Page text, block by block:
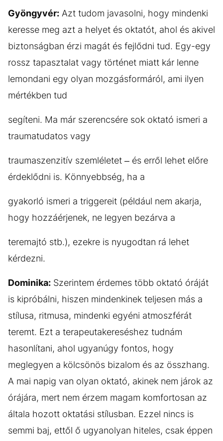
Gyöngyvér: Azt tudom javasolni, hogy mindenki
keresse meg azt a helyet és oktatót, ahol és akivel
biztonságban érzi magát és fejlődni tud. Egy-egy
rossz tapasztalat vagy történet miatt kár lenne
lemondani egy olyan mozgásformáról, ami ilyen
mértékben tud
segíteni. Ma már szerencsére sok oktató ismeri a
traumatudatos vagy
traumaszenzitív szemléletet – és erről lehet előre
érdeklődni is. Könnyebbség, ha a
gyakorló ismeri a triggereit (például nem akarja,
hogy hozzáérjenek, ne legyen bezárva a
teremajtó stb.), ezekre is nyugodtan rá lehet
kérdezni.
Dominika: Szerintem érdemes több oktató óráját
is kipróbálni, hiszen mindenkinek teljesen más a
stílusa, ritmusa, mindenki egyéni atmoszférát
teremt. Ezt a terapeutakereséshez tudnám
hasonlítani, ahol ugyanúgy fontos, hogy
meglegyen a kölcsönös bizalom és az összhang.
A mai napig van olyan oktató, akinek nem járok az
órájára, mert nem érzem magam komfortosan az
általa hozott oktatási stílusban. Ezzel nincs is
semmi baj, ettől ő ugyanolyan hiteles, csak éppen